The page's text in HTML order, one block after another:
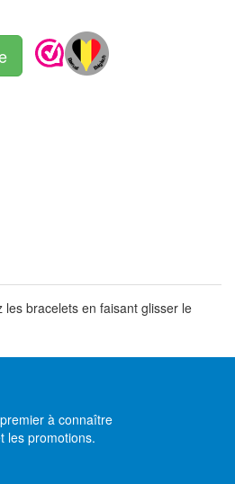
bracelets en faisant glisser le
à connaître
les promotions.